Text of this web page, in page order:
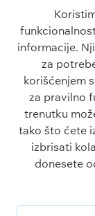
Tiket dana
Besplatni tipovi
Blogovi
Škola klađenja
Kazino škola
Sve o sportu
Legalbet nije
informacije.
za
korišćenjem
za pravilno
trenutku
tako što ćete
izbrisati
donesete